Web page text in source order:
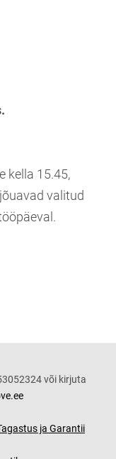
kella 15.45,
valitud
või kirjuta
ja Garantii